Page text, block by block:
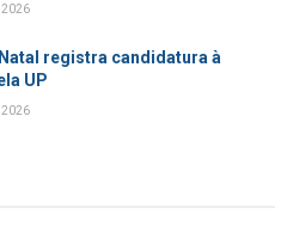
2026
registra candidatura à
UP
2026